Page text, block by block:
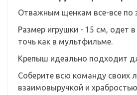
Отважным щенкам все-все по
Размер игрушки - 15 см, одет
точь как в мультфильме.
Крепыш идеально подходит
Соберите всю команду своих
взаимовыручкой и